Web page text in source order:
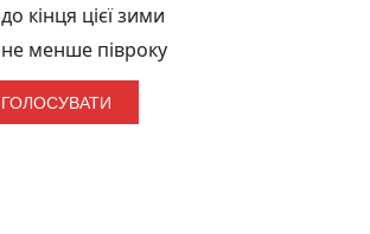
до кінця цієї зими
не менше півроку